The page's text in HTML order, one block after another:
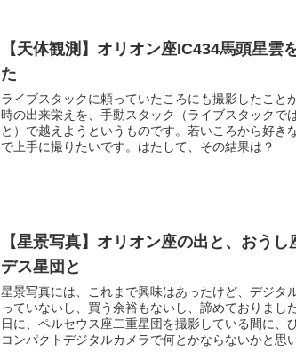
【天体観測】オリオン座IC434馬頭星雲
た
ライブスタックに頼っていたころにも撮影したこと
時の出来栄えを、手動スタック（ライブスタックで
と）で越えようというものです。若いころから好き
で上手に撮りたいです。はたして、その結果は？
【星景写真】オリオン座の出と、おう
デス星団と
星景写真には、これまで興味はあったけど、デジタ
っていないし、買う余裕もないし、諦めておりまし
日に、ペルセウス座二重星団を撮影している間に、
コンパクトデジタルカメラで何とかならないかと思